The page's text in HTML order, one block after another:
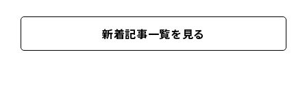
新着記事一覧を見る